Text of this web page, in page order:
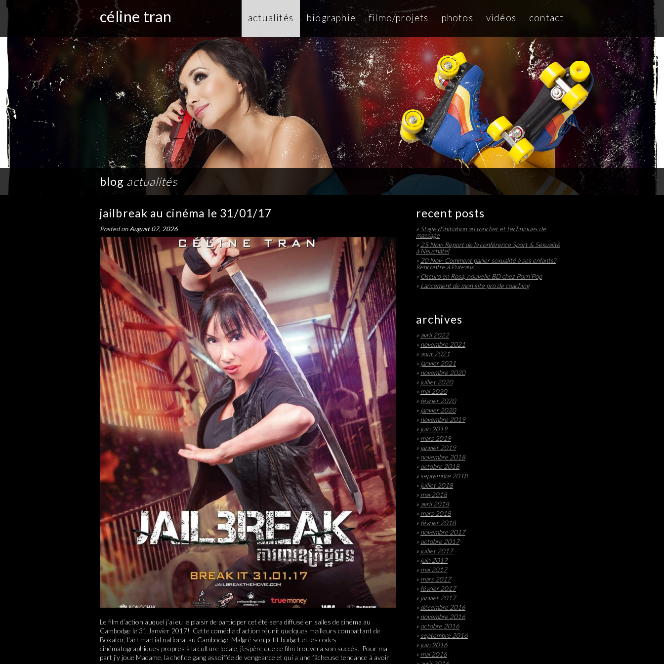
céline tran actualités biographie filmo/projets photos vidéos contact
blog actualités
jailbreak au cinéma le 31/01/17
Posted onAugust 07, 2026
Le film d’action auquel j’ai eu le plaisir de participer cet été sera diffusé en salles de cinéma au
Cambodge le 31 Janvier 2017! Cette comédie d’action réunit quelques meilleurs combattant de
Bokator, l’art martial national au Cambodge. Malgré son petit budget et les codes
cinématographiques propres à la culture locale, j’espère que ce film trouvera son succès. Pour ma
part j’y joue Madame, la chef de gang assoiffée de vengeance et qui a une fâcheuse tendance à avoir
recent posts
Stage d’initiation au toucher et techniques de
massage
25 Nov- Report de la conférence Sport & Sexualité
à Neuchâtel
20 Nov- Comment parler sexualité à ses enfants?
Rencontre à Puteaux.
Oscuro en Rosa, nouvelle BD chez Porn’Pop
Lancement de mon site pro de coaching
archives
avril 2022
novembre 2021
août 2021
janvier 2021
novembre 2020
juillet 2020
mai 2020
février 2020
janvier 2020
novembre 2019
juin 2019
mars 2019
janvier 2019
novembre 2018
octobre 2018
septembre 2018
juillet 2018
mai 2018
avril 2018
mars 2018
février 2018
novembre 2017
octobre 2017
juillet 2017
juin 2017
mai 2017
mars 2017
février 2017
janvier 2017
décembre 2016
novembre 2016
octobre 2016
septembre 2016
juin 2016
mai 2016